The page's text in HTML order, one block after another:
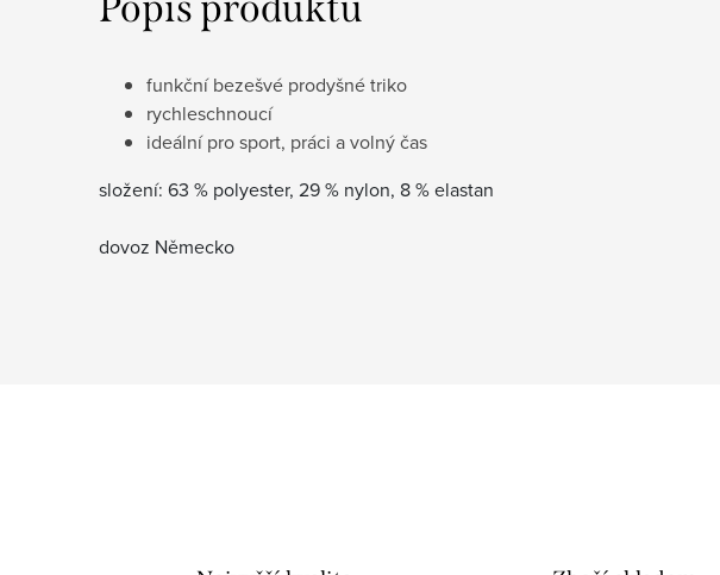
funkční bezešvé prodyšné triko
rychleschnoucí
ideální pro sport, práci a volný čas
složení: 63 % polyester, 29 % nylon, 8 % elastan
dovoz Německo